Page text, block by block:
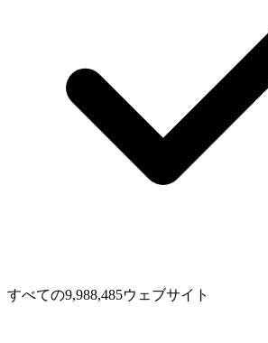
すべての9,988,485ウェブサイト